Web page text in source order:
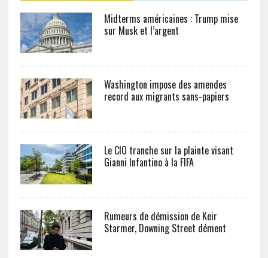
Midterms américaines : Trump mise
sur Musk et l’argent
Washington impose des amendes
record aux migrants sans-papiers
Le CIO tranche sur la plainte visant
Gianni Infantino à la FIFA
Rumeurs de démission de Keir
Starmer, Downing Street dément